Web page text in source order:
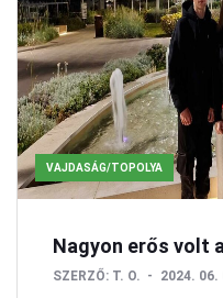
VAJDASÁG/TOPOLYA
Nagyon erős volt
SZERZŐ: T. O. 2024. 06.